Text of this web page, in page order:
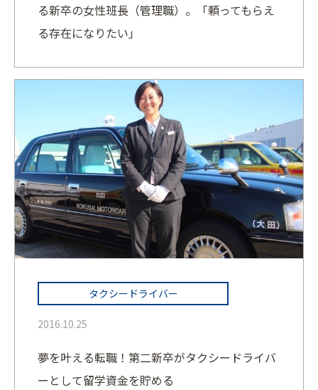
る新卒の女性班長（管理職）。「頼ってもらえ
る存在になりたい」
タクシードライバー
2016.10.25
夢を叶える転職！第二新卒がタクシードライバ
ーとして留学資金を貯める